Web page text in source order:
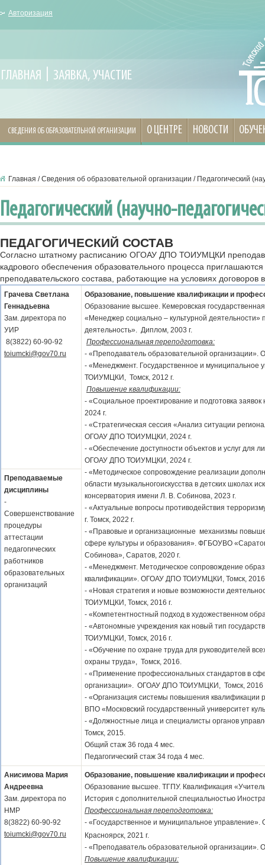
Авторизация
ГЛАВНАЯ ЗАЯВКА, УЧАСТИЕ
СВЕДЕНИЯ ОБ ОБРАЗОВАТЕЛЬНОЙ ОРГАНИЗАЦИИ О ЦЕНТРЕ НОВОСТИ
Главная /Сведения об образовательной организации / Педагогический
Педагогический (научно-
ПЕДАГОГИЧЕСКИЙ СОСТАВ
Согласно штатному расписанию ОГОАУ ДПО ТОИУМЦКИ
кадрового обеспечения образовательного процесса
преподавательского состава, работающие на условиях договоров
Грачева Светлана
Геннадьевна
Зам. директора по
УИР
8(3822) 60-90-92
toiumcki@gov70.ru
Образование, повышение квалификации и
Образование высшее. Кемеровская
«Менеджер социально – культурной деятельности»
деятельность». Диплом, 2003 г.
Профессиональная переподготовка:
- «Преподаватель образовательной
- «Менеджмент. Государственное и
ТОИУМЦКИ, Томск, 2012 г.
Повышение квалификации:
- «Социальное проектирование и подготовка
2024 г.
- «Стратегическая сессия «Анализ ситуации
ОГОАУ ДПО ТОИУМЦКИ, 2024 г.
- «Обеспечение доступности объектов и услуг для
ОГОАУ ДПО ТОИУМЦКИ, 2024 г.
- «Методическое сопровождение реализации
области музыкальногоискусства в детских школах
консерватория имени Л. В. Собинова, 2023 г.
- «Актуальные вопросы противодействия
г. Томск, 2022 г.
- «Правовые и организационные механизмы
сфере культуры и образования». ФГБОУВО
Собинова», Саратов, 2020 г.
- «Менеджмент. Методическое сопровождение
квалификации». ОГОАУ ДПО ТОИУМЦКИ, Томск, 2016
- «Новая стратегия и новые возможности
ТОИУМЦКИ, Томск, 2016 г.
- «Компетентностный подход в художественном
- «Автономные учреждения как новый тип
ТОИУМЦКИ, Томск, 2016 г.
- «Обучение по охране труда для руководителей
охраны труда», Томск, 2016.
- «Применение профессиональных стандартов в
организации». ОГОАУ ДПО ТОИУМЦКИ, Томск, 2016
- «Организация системы повышения квалификации
ВПО «Московский государственный университет
- «Должностные лица и специалисты органов
Томск, 2015.
Общий стаж 36 года 4 мес.
Педагогический стаж 34 года 4 мес.
Преподаваемые
дисциплины
-
Совершенствование
процедуры
аттестации
педагогических
работников
образовательных
организаций
Анисимова Мария
Андреевна
Зам. директора по
НМР
8(3822) 60-90-92
toiumcki@gov70.ru
Образование, повышение квалификации и
Образование высшее. ТГПУ. Квалификация
История с дополнительной специальностью
Профессиональная переподготовка:
- «Государственное и муниципальное
Красноярск, 2021 г.
- «Преподаватель образовательной
Повышение квалификации: